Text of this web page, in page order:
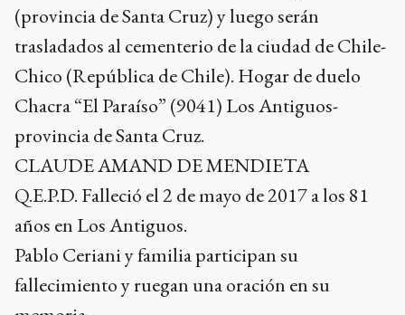
(provincia de Santa Cruz) y luego serán
trasladados al cementerio de la ciudad de Chile-
Chico (República de Chile). Hogar de duelo
Chacra “El Paraíso” (9041) Los Antiguos-
provincia de Santa Cruz.
CLAUDE AMAND DE MENDIETA
Q.E.P.D. Falleció el 2 de mayo de 2017 a los 81
años en Los Antiguos.
Pablo Ceriani y familia participan su
fallecimiento y ruegan una oración en su